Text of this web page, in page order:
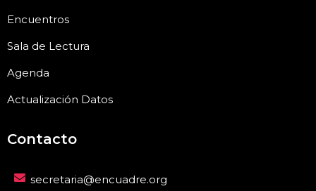
Encuentros
Sala de Lectura
Agenda
Actualización Datos
Contacto
secretaria@encuadre.org